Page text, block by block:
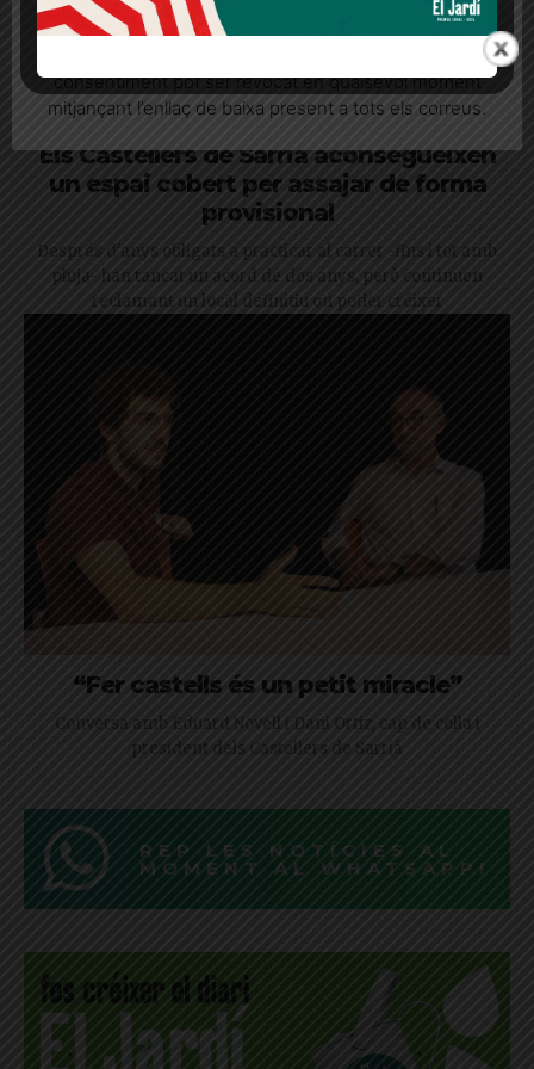
Els Castellers de Sarrià aconsegueixen
un espai cobert per assajar de forma
provisional
Després d'anys obligats a practicar al carrer -fins i tot amb
pluja- han tancat un acord de dos anys, però continuen
reclamant un local definitiu on poder créixer
“Fer castells és un petit miracle”
Conversa amb Eduard Novell i Dani Ortiz, cap de colla i
president dels Castellers de Sarrià
REP LES NOTÍCIES AL
MOMENT AL WHATSAPP!
seu consentiment explícit per rebre comunicacions
consentiment pot ser revocat en qualsevol moment
mitjançant l’enllaç de baixa present a tots els correus.